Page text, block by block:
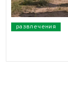
развлечения